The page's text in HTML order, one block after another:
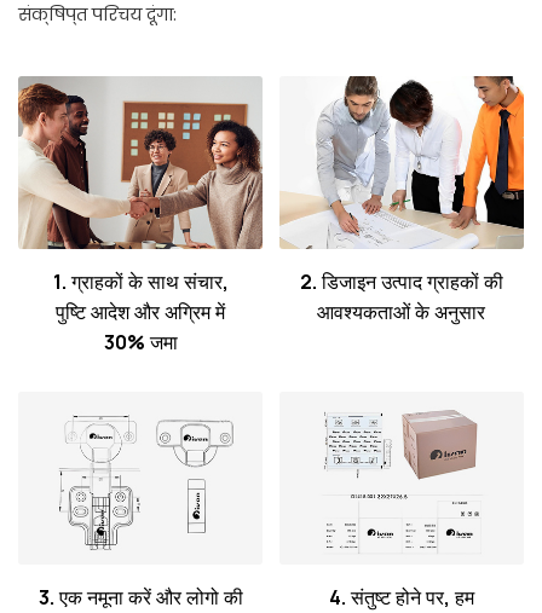
संक्षिप्त परिचय दूंगा:
1. ग्राहकों के साथ संचार,
पुष्टि आदेश और अग्रिम में
30% जमा
2. डिजाइन उत्पाद ग्राहकों की
आवश्यकताओं के अनुसार
3. एक नमूना करें और लोगो की
4. संतुष्ट होने पर, हम